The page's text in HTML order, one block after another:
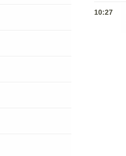
10:27